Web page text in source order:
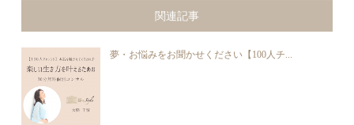
関連記事
夢・お悩みをお聞かせください【100人チ...